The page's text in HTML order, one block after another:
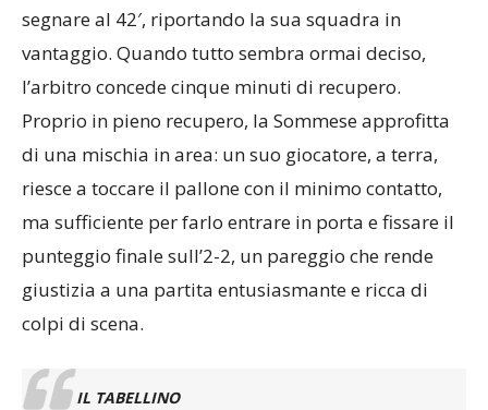
segnare al 42′, riportando la sua squadra in
vantaggio. Quando tutto sembra ormai deciso,
l’arbitro concede cinque minuti di recupero.
Proprio in pieno recupero, la Sommese approfitta
di una mischia in area: un suo giocatore, a terra,
riesce a toccare il pallone con il minimo contatto,
ma sufficiente per farlo entrare in porta e fissare il
punteggio finale sull’2-2, un pareggio che rende
giustizia a una partita entusiasmante e ricca di
colpi di scena.
IL TABELLINO